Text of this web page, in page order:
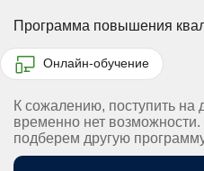
Программа повышения
Онлайн-обучение
К сожалению, поступить на
временно нет возможности.
подберем другую